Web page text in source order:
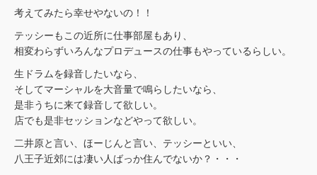
考えてみたら幸せやないの！！
テッシーもこの近所に仕事部屋もあり、
相変わらずいろんなプロデュースの仕事もやっているらしい。
生ドラムを録音したいなら、
そしてマーシャルを大音量で鳴らしたいなら、
是非うちに来て録音して欲しい。
店でも是非セッションなどやって欲しい。
二井原と言い、ほーじんと言い、テッシーといい、
八王子近郊には凄い人ばっか住んでないか？・・・